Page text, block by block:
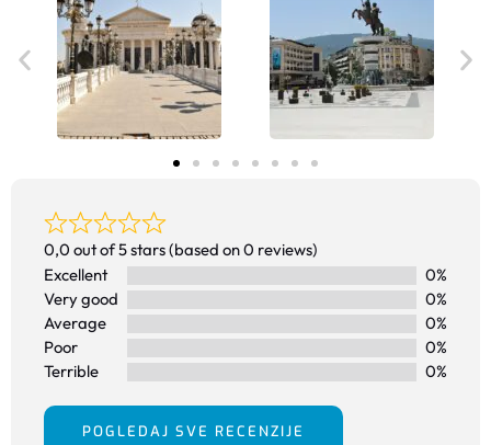
0,0 out of 5 stars (based on 0 reviews)
Excellent
0%
Very good
0%
Average
0%
Poor
0%
Terrible
0%
POGLEDAJ SVE RECENZIJE